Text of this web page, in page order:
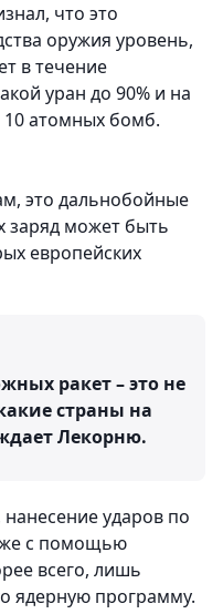
что это
оружия уровень,
в течение
уран до 90% и на
10 атомных бомб.
это дальнобойные
заряд может быть
европейских
ракет – это не
страны на
Лекорню.
ударов по
с помощью
всего, лишь
ядерную программу.